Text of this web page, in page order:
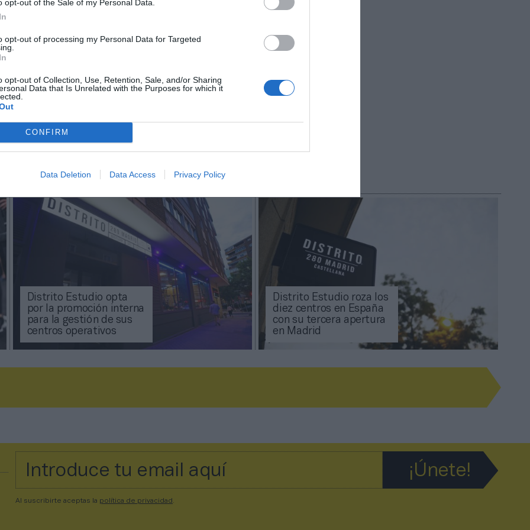
opt-out of the Sale of my Personal Data.
opt-out of processing my Personal Data for Targeted
opt-out of Collection, Use, Retention, Sale, and/or Sharing
Data that Is Unrelated with the Purposes for which it
CONFIRM
Data Deletion Data Access Privacy Policy
así como nuevos servicios, como el de nutrición y
sus centros. En la actualidad la compañía cuenta con
dos en Vigo, y uno en Barcelona, Valencia, Málaga,
como fuente preferida de Google de forma
con las últimas noticias de actualidad.
ACTIVAR AHORA
Distrito Estudio opta
por la promoción interna
para la gestión de sus
centros operativos
Distrito Estudio roza los
diez centros en España
con su tercera apertura
en Madrid
Al suscribirte aceptas la política de privacidad